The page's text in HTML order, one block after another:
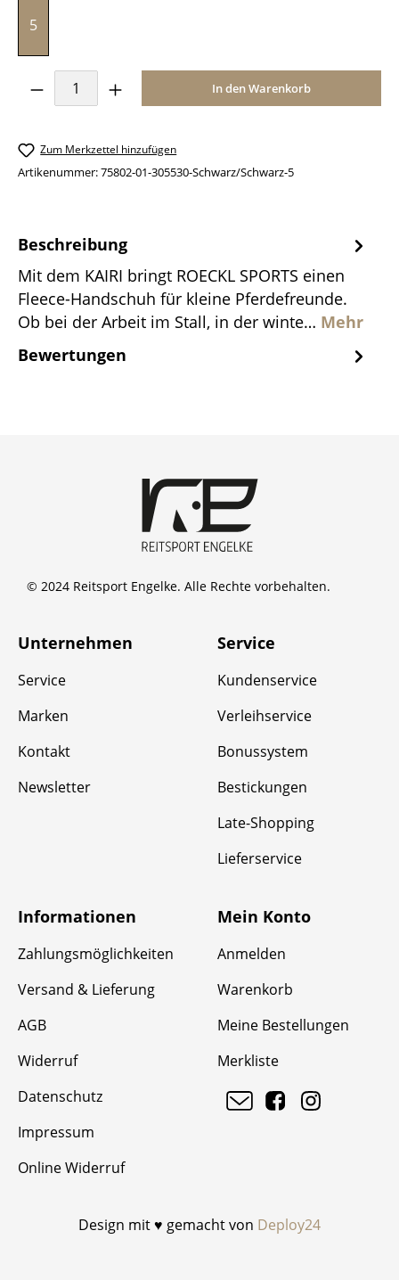
5
Produkt Anzahl: Gib den gewünschten
In den Warenkorb
Zum Merkzettel hinzufügen
Artikenummer:75802-01-305530-Schwarz/Schwarz-5
Beschreibung
Mit dem KAIRI bringt ROECKL SPORTS einen
Fleece-Handschuh für kleine Pferdefreunde.
Ob bei der Arbeit im Stall, in der winte… Mehr
Bewertungen
© 2024 Reitsport Engelke. Alle Rechte vorbehalten.
Unternehmen
Service
Marken
Kontakt
Newsletter
Service
Kundenservice
Verleihservice
Bonussystem
Bestickungen
Late-Shopping
Lieferservice
Informationen
Zahlungsmöglichkeiten
Versand & Lieferung
AGB
Widerruf
Datenschutz
Impressum
Online Widerruf
Mein Konto
Anmelden
Warenkorb
Meine Bestellungen
Merkliste
Design mit ♥ gemacht von Deploy24